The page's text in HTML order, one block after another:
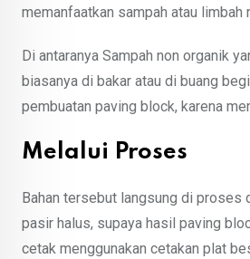
memanfaatkan sampah atau limbah
Di antaranya Sampah non organik
biasanya di bakar atau di buang
pembuatan paving block, karena
Melalui Proses
Bahan tersebut langsung di
pasir halus, supaya hasil paving
cetak menggunakan cetakan plat